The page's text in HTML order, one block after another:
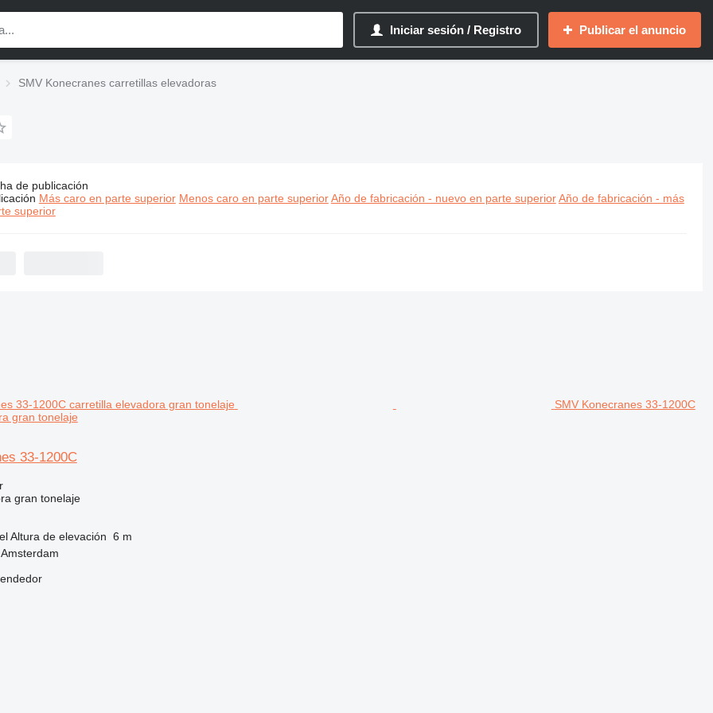
Iniciar sesión / Registro Publicar el anuncio
SMV Konecranes carretillas elevadoras
SMV Konecranes carretillas elevadoras
de publicación
Más caro en parte superior Menos caro en parte superior Año de fabricación - nuevo en parte superior Año de fabricación - más
superior
SMV Konecranes 33-1200C
gran tonelaje
33-1200C
gran tonelaje
Altura de elevación 6 m